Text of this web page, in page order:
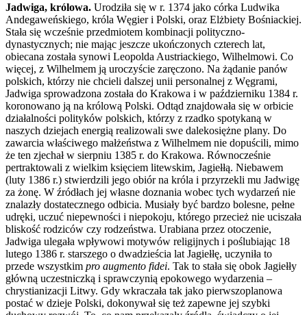
Jadwiga, królowa. Urodziła się w r. 1374 jako córka Ludwika
Andegaweńskiego, króla Węgier i Polski, oraz Elżbiety Bośniackiej.
Stała się wcześnie przedmiotem kombinacji polityczno-
dynastycznych; nie mając jeszcze ukończonych czterech lat,
obiecana została synowi Leopolda Austriackiego, Wilhelmowi. Co
więcej, z Wilhelmem ją uroczyście zaręczono. Na żądanie panów
polskich, którzy nie chcieli dalszej unii personalnej z Węgrami,
Jadwiga sprowadzona została do Krakowa i w październiku 1384 r.
koronowano ją na królową Polski. Odtąd znajdowała się w orbicie
działalności polityków polskich, którzy z rzadko spotykaną w
naszych dziejach energią realizowali swe dalekosiężne plany. Do
zawarcia właściwego małżeństwa z Wilhelmem nie dopuścili, mimo
że ten zjechał w sierpniu 1385 r. do Krakowa. Równocześnie
pertraktowali z wielkim księciem litewskim, Jagiełłą. Niebawem
(luty 1386 r.) stwierdzili jego obiór na króla i przyrzekli mu Jadwigę
za żonę. W źródłach jej własne doznania wobec tych wydarzeń nie
znalazły dostatecznego odbicia. Musiały być bardzo bolesne, pełne
udręki, uczuć niepewności i niepokoju, którego przecież nie uciszała
bliskość rodziców czy rodzeństwa. Urabiana przez otoczenie,
Jadwiga ulegała wpływowi motywów religijnych i poślubiając 18
lutego 1386 r. starszego o dwadzieścia lat Jagiełłę, uczyniła to
przede wszystkim pro augmento fidei. Tak to stała się obok Jagiełły
główną uczestniczką i sprawczynią epokowego wydarzenia –
chrystianizacji Litwy. Gdy wkraczała tak jako pierwszoplanowa
postać w dzieje Polski, dokonywał się też zapewne jej szybki